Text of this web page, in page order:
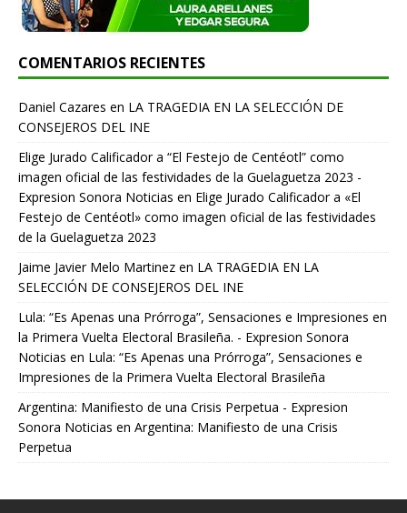
COMENTARIOS RECIENTES
Daniel Cazares en LA TRAGEDIA EN LA SELECCIÓN DE
CONSEJEROS DEL INE
Elige Jurado Calificador a “El Festejo de Centéotl” como
imagen oficial de las festividades de la Guelaguetza 2023 -
Expresion Sonora Noticias en Elige Jurado Calificador a «El
Festejo de Centéotl» como imagen oficial de las festividades
de la Guelaguetza 2023
Jaime Javier Melo Martinez en LA TRAGEDIA EN LA
SELECCIÓN DE CONSEJEROS DEL INE
Lula: “Es Apenas una Prórroga”, Sensaciones e Impresiones en
la Primera Vuelta Electoral Brasileña. - Expresion Sonora
Noticias en Lula: “Es Apenas una Prórroga”, Sensaciones e
Impresiones de la Primera Vuelta Electoral Brasileña
Argentina: Manifiesto de una Crisis Perpetua - Expresion
Sonora Noticias en Argentina: Manifiesto de una Crisis
Perpetua